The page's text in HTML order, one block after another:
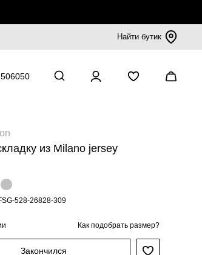
Найти бутик
из Milano jersey
528-26828-309
Как подобрать размер?
Закончился